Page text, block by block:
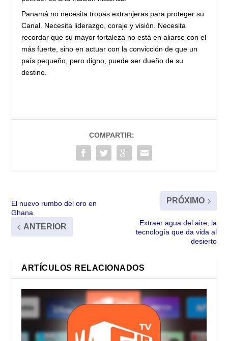
Panamá no necesita tropas extranjeras para proteger su
Canal. Necesita liderazgo, coraje y visión. Necesita
recordar que su mayor fortaleza no está en aliarse con el
más fuerte, sino en actuar con la convicción de que un
país pequeño, pero digno, puede ser dueño de su
destino.
COMPARTIR:
El nuevo rumbo del oro en
Ghana
ANTERIOR
PRÓXIMO
Extraer agua del aire, la
tecnología que da vida al
desierto
ARTÍCULOS RELACIONADOS